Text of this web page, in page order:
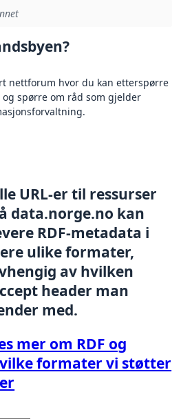
nettforum hvor du kan etterspørre
spørre om råd som gjelder
URL-er til ressurser
data.norge.no kan
RDF-metadata i
ulike formater,
av hvilken
header man
med.
mer om RDF og
formater vi støtter